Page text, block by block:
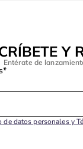
Y
Entérate de
datos personales y